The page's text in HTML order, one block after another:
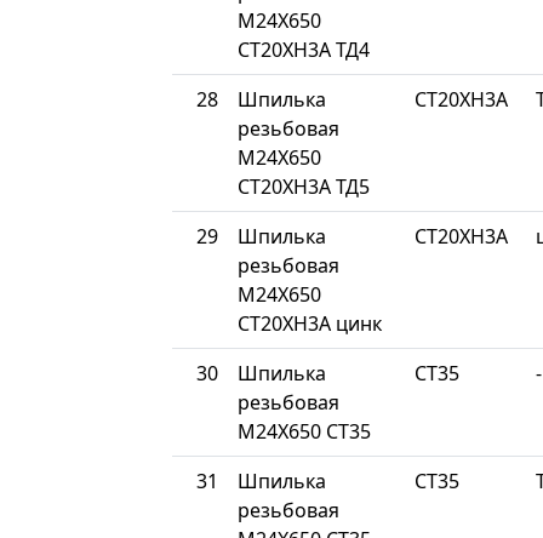
М24Х650
СТ20ХН3А ТД4
28
Шпилька
резьбовая
М24Х650
СТ20ХН3А ТД5
СТ20ХН3А
29
Шпилька
резьбовая
М24Х650
СТ20ХН3А цинк
СТ20ХН3А
30
Шпилька
резьбовая
М24Х650 СТ35
СТ35 -
31
Шпилька
резьбовая
СТ35